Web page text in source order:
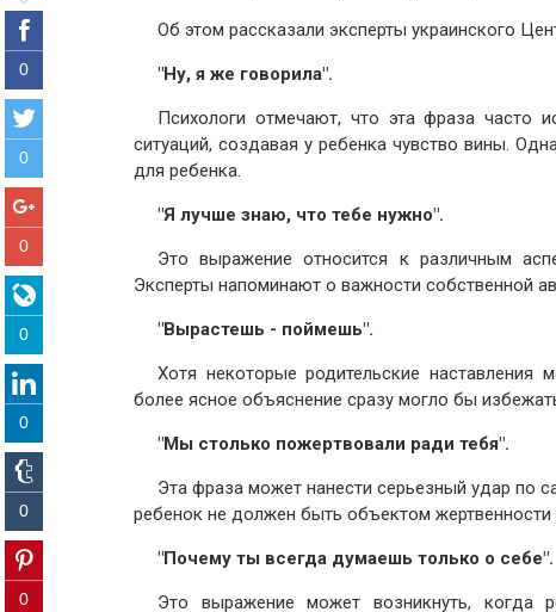
Об этом рассказали эксперты украинского
"Ну, я же говорила".
Психологи отмечают, что эта фраза часто
ситуаций, создавая у ребенка чувство вины.
для ребенка.
"Я лучше знаю, что тебе нужно".
Это выражение относится к различным
Эксперты напоминают о важности собственной
"Вырастешь - поймешь".
Хотя некоторые родительские
более ясное объяснение сразу могло бы
"Мы столько пожертвовали ради тебя".
Эта фраза может нанести серьезный удар по
ребенок не должен быть объектом жертвенности
"Почему ты всегда думаешь только о себе".
Это выражение может возникнуть, когда
0
0
0
0
0
0
0